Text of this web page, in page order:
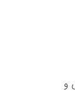
و